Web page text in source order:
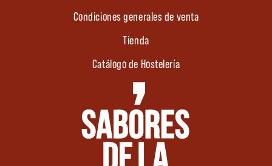
Condiciones generales de venta
Tienda
Catálogo de Hostelería